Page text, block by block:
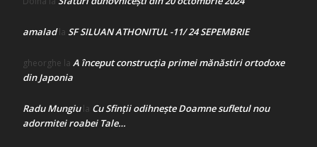
amaladla SF SILUAN ATHONITUL -11/ 24 SEPEMBRIE
gheorghe la A început construcţia primei mănăstiri ortodoxe
din Japonia
Radu Mungiula Cu Sfinții odihnește Doamne sufletul nou
adormitei roabei Tale…